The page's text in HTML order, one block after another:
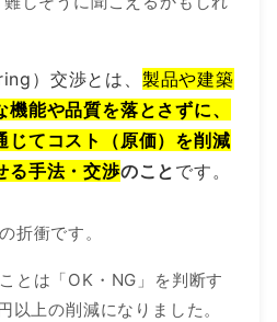
）交渉とは、 製品や建築
機能や品質を落とさずに、
じてコスト（原価）を削減
る手法・交渉のこと です。
折衝です。
とは「OK・NG」を判断す
以上の削減になりました。